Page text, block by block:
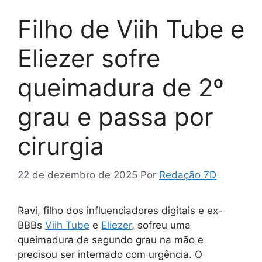
Filho de Viih Tube e
Eliezer sofre
queimadura de 2º
grau e passa por
cirurgia
22 de dezembro de 2025 Por Redação 7D
Ravi, filho dos influenciadores digitais e ex-
BBBs Viih Tube e Eliezer, sofreu uma
queimadura de segundo grau na mão e
precisou ser internado com urgência. O